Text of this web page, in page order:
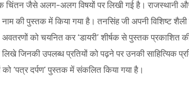
चिंतन जैसे अलग-अलग विषयों पर लिखी गई है। राजस्थानी
की पुस्तक में किया गया है। तनसिंह जी अपनी विशिष्ट
को चयनित कर ‘डायरी’ शीर्षक से पुस्तक प्रकाशित
जिनकी उपलब्ध प्रतियों को पढ़ने पर उनकी साहित्यिक
‘पत्र दर्पण’ पुस्तक में संकलित किया गया है।